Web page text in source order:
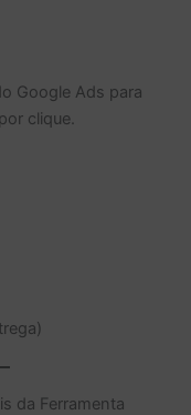
Google Ads para
clique.
da Ferramenta